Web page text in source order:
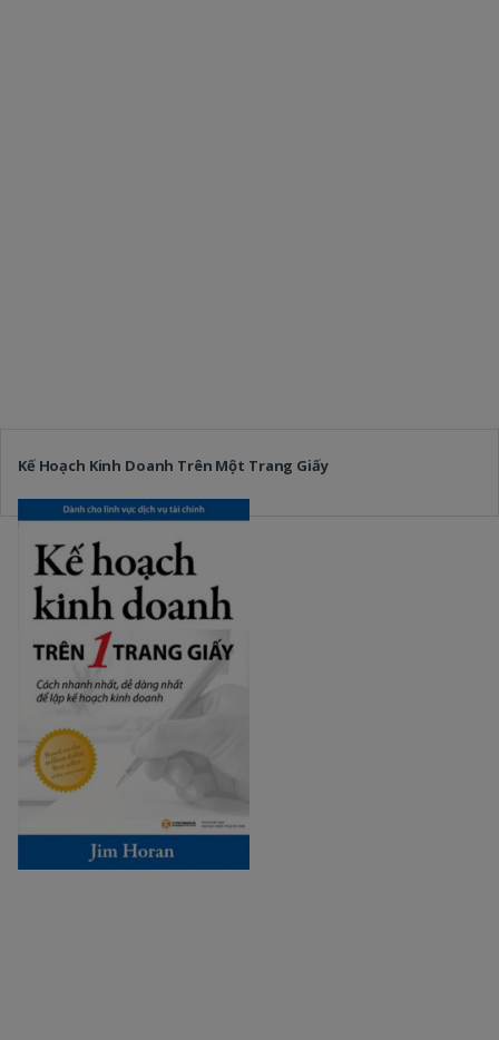
Kế Hoạch Kinh Doanh Trên Một Trang Giấy